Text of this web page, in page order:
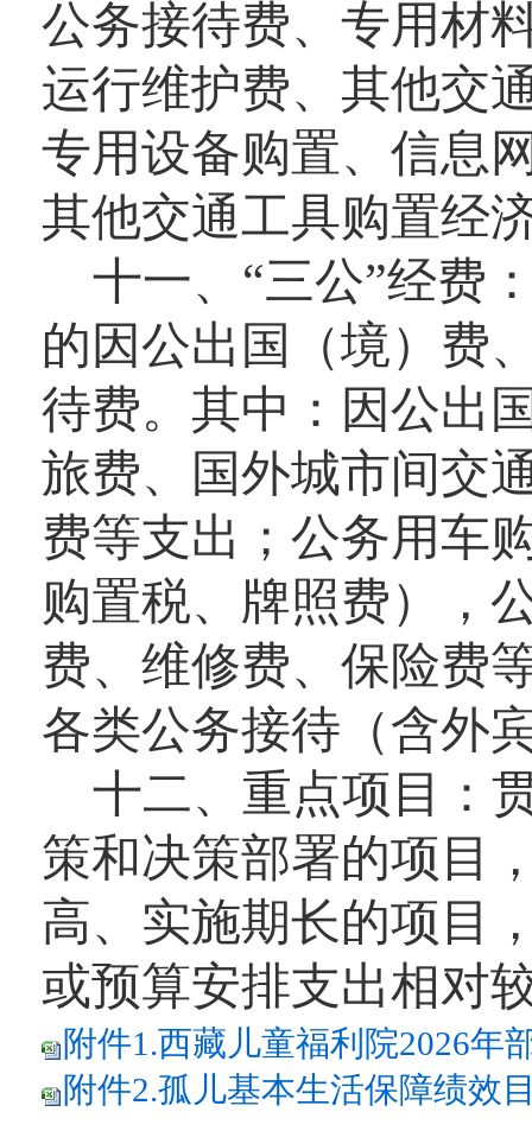
公务接待费、专用材
运行维护费、其他交
专用设备购置、信息
其他交通工具购置经
十一、“三公”经费
的因公出国（境）费
待费。其中：因公出
旅费、国外城市间交
费等支出；公务用车
购置税、牌照费），
费、维修费、保险费
各类公务接待（含外
十二、 重点项目：
策和决策部署的项目
高、实施期长的项目
或预算安排支出相对
附件1.西藏儿童福利院2026年
附件2.孤儿基本生活保障绩效